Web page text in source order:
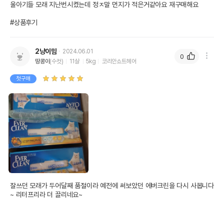
울아기들 모래 지난번시켰는데 정ㅈ말 먼지가 적은거같아요 재구매해요
#상품후기
2냥이맘
2024.06.01
땅콩이 (수컷) 11살 5kg 코리안쇼트헤어
첫구매
잘쓰던 모래가 두어달째 품절이라 예전에 써보았던 에버크린을 다시 사봅니다
~ 리터프리라 더 끌리네요~
0